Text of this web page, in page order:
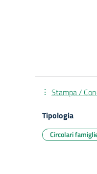
Stampa /
Tipologia
Circolari